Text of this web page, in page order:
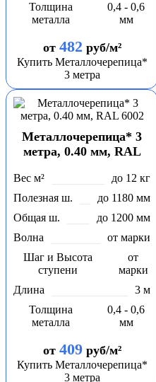
Толщина
металла
0,4 - 0,6
мм
от 482 руб/м²
Купить Металлочерепица*
3 метра
Металлочерепица* 3
метра, 0.40 мм, RAL
Вес м²
до 12 кг
Полезная ш.
до 1180 мм
Общая ш.
до 1200 мм
Волна
от марки
Шаг и Высота
ступени
от
марки
Длина
3 м
Толщина
металла
0,4 - 0,6
мм
от 409руб/м²
Купить Металлочерепица*
3 метра